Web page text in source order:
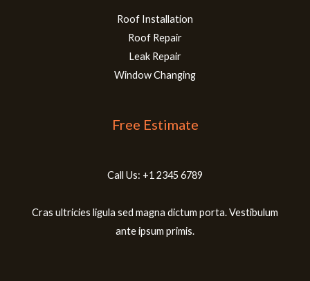
Roof Installation
Roof Repair
Leak Repair
Window Changing
Free Estimate
Call Us: +1 2345 6789
Cras ultricies ligula sed magna dictum porta. Vestibulum
ante ipsum primis.